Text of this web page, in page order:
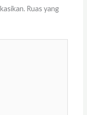
Ruas yang